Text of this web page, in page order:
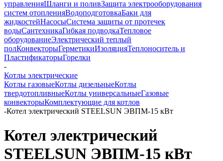
управленияШланги и поливЗащита электрооборудования
систем отопленияВодоподготовкаБаки для
жидкостейНасосыСистема защиты от протечек
водыСантехникаГибкая подводкаТепловое
оборудованиеЭлектрический теплый
полКонвекторыГерметикиИзоляцияТеплоноситель и
ПластификаторыГорелки
-
Котлы электрические
Котлы газовыеКотлы дизельныеКотлы
твердотопливныеКотлы универсальныеГазовые
конвекторыКомплектующие для котлов
-Котел электрический STEELSUN ЭВПМ-15 кВт
Котел электрический
STEELSUN ЭВПМ-15 кВт